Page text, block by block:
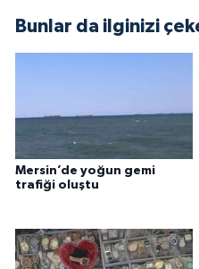
Bunlar da ilginizi
Mersin’de yoğun gemi
trafiği oluştu